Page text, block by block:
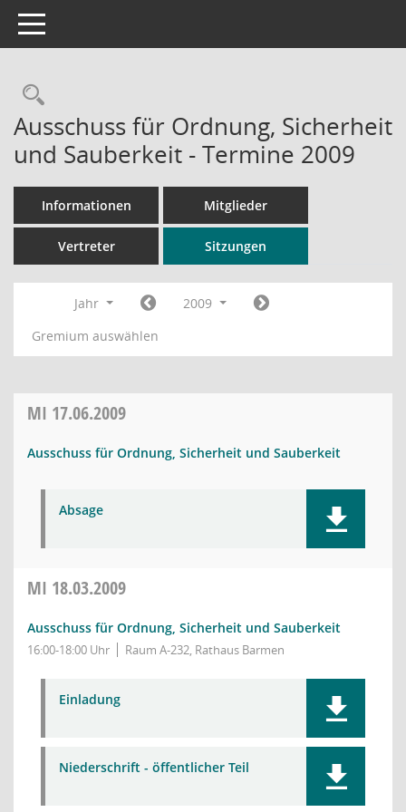
Toggle navigation
Rechercheauswahl
Ausschuss für Ordnung, Sicherheit
und Sauberkeit - Termine 2009
Informationen Mitglieder
Vertreter Sitzungen
Jahr
2009
Gremium auswählen
MI 17.06.2009
Ausschuss für Ordnung, Sicherheit und Sauberkeit
Absage
MI 18.03.2009
Ausschuss für Ordnung, Sicherheit und Sauberkeit
16:00-18:00 Uhr Raum A-232, Rathaus Barmen
Einladung
Niederschrift - öffentlicher Teil